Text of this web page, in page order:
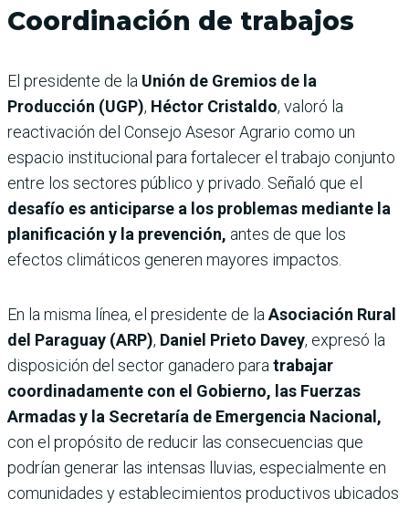
Coordinación de trabajos
El presidente de la Unión de Gremios de la
Producción (UGP), Héctor Cristaldo, valoró la
reactivación del Consejo Asesor Agrario como un
espacio institucional para fortalecer el trabajo conjunto
entre los sectores público y privado. Señaló que el
desafío es anticiparse a los problemas mediante la
planificación y la prevención, antes de que los
efectos climáticos generen mayores impactos.
En la misma línea, el presidente de la Asociación Rural
del Paraguay (ARP), Daniel Prieto Davey, expresó la
disposición del sector ganadero para trabajar
coordinadamente con el Gobierno, las Fuerzas
Armadas y la Secretaría de Emergencia Nacional,
con el propósito de reducir las consecuencias que
podrían generar las intensas lluvias, especialmente en
comunidades y establecimientos productivos ubicados